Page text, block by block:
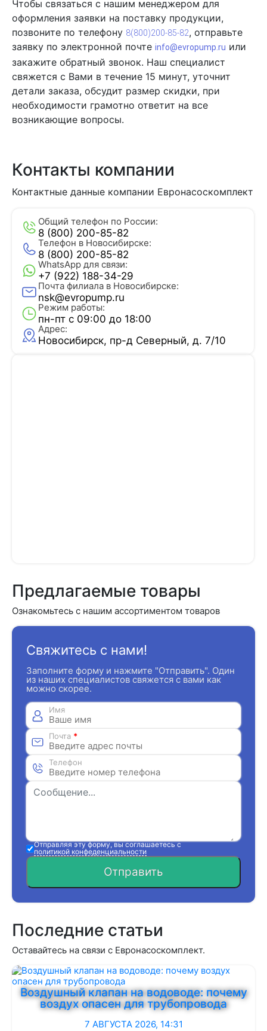
Чтобы связаться с нашим менеджером для
оформления заявки на поставку продукции,
позвоните по телефону 8(800)200-85-82, отправьте
заявку по электронной почте info@evropump.ru или
закажите обратный звонок. Наш специалист
свяжется с Вами в течение 15 минут, уточнит
детали заказа, обсудит размер скидки, при
необходимости грамотно ответит на все
возникающие вопросы.
Контакты компании
Контактные данные компании Евронасоскомплект
Общий телефон по России:
8 (800) 200-85-82
Телефон в Новосибирске:
8 (800) 200-85-82
WhatsApp для связи:
+7 (922) 188-34-29
Почта филиала в Новосибирске:
nsk@evropump.ru
Режим работы:
пн-пт с 09:00 до 18:00
Адрес:
Новосибирск, пр-д Северный, д. 7/10
Предлагаемые товары
Ознакомьтесь с нашим ассортиментом товаров
Свяжитесь с нами!
Заполните форму и нажмите "Отправить". Один
из наших специалистов свяжется с вами как
можно скорее.
Имя
Почта *
Телефон
Отправляя эту форму, вы соглашаетесь с
политикой конфеденциальности
Отправить
Последние статьи
Оставайтесь на связи с Евронасоскомплект.
Воздушный клапан на водоводе: почему
воздух опасен для трубопровода
7 АВГУСТА 2026, 14:31